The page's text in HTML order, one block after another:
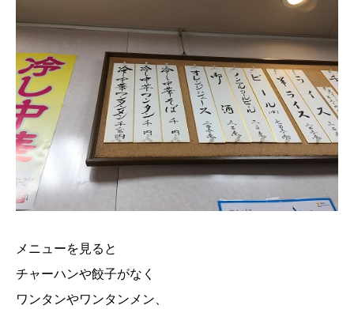
メニューを見ると
チャーハンや餃子がなく
ワンタンやワンタンメン、